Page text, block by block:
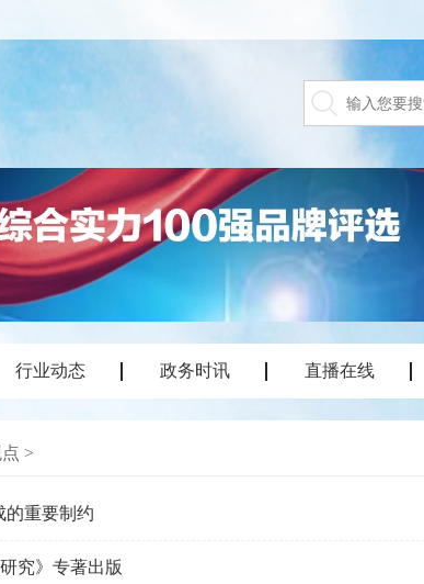
行业动态 政务时讯 直播在线
>
的重要制约
究》专著出版